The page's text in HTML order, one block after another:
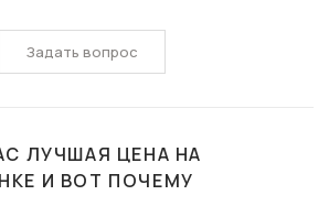
Задать вопрос
ЛУЧШАЯ ЦЕНА НА
И ВОТ ПОЧЕМУ